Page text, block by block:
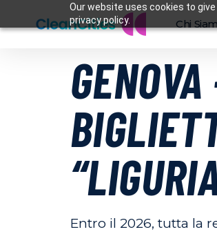
Our website uses cookies to
privacy policy.
Chi
Entro il 2026, tutta la